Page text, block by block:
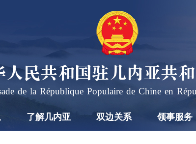
人民共和国驻几内亚共
de la République Populaire de Chine en
了解几内亚 双边关系 领事服务